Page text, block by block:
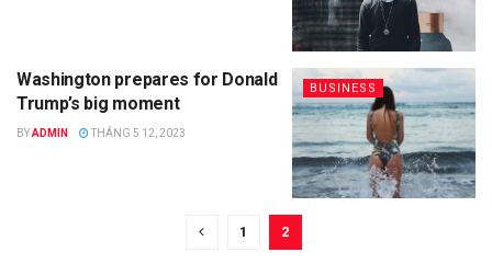
BUSINESS
Washington prepares for Donald
Trump’s big moment
BYADMIN THÁNG 5 12, 2023
1 2